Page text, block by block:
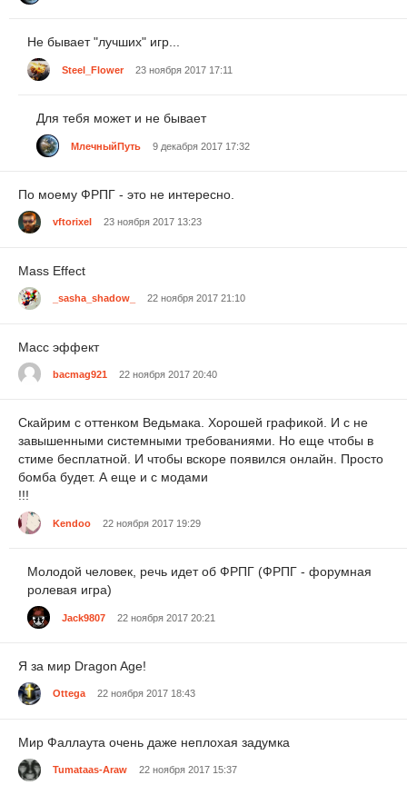
Не бывает "лучших" игр...
Steel_Flower 23 ноября 2017 17:11
Для тебя может и не бывает
МлечныйПуть 9 декабря 2017 17:32
По моему ФРПГ - это не интересно.
vftorixel 23 ноября 2017 13:23
Mass Effect
_sasha_shadow_ 22 ноября 2017 21:10
Масс эффект
bacmag921 22 ноября 2017 20:40
Скайрим с оттенком Ведьмака. Хорошей графикой. И с не
завышенными системными требованиями. Но еще чтобы в
стиме бесплатной. И чтобы вскоре появился онлайн. Просто
бомба будет. А еще и с модами
!!!
Kendoo 22 ноября 2017 19:29
Молодой человек, речь идет об ФРПГ (ФРПГ - форумная
ролевая игра)
Jack9807 22 ноября 2017 20:21
Я за мир Dragon Age!
Ottega 22 ноября 2017 18:43
Мир Фаллаута очень даже неплохая задумка
Tumataas-Araw 22 ноября 2017 15:37